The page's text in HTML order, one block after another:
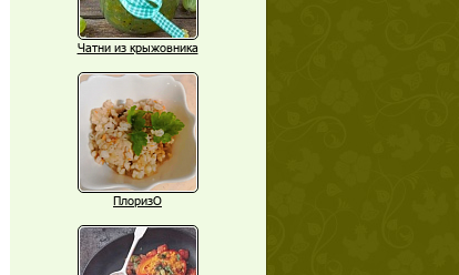
Чатни из крыжовника
ПлоризО